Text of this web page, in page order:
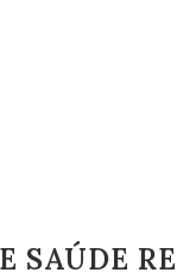
SAÚDE